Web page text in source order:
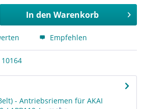
In den Warenkorb
Empfehlen
10164
- Antriebsriemen für AKAI